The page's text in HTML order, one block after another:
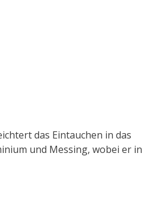
das Eintauchen in das
und Messing, wobei er in